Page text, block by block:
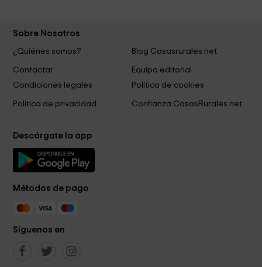
Sobre Nosotros
¿Quiénes somos?
Blog Casasrurales.net
Contactar
Equipo editorial
Condiciones legales
Política de cookies
Política de privacidad Confianza CasasRurales.net
Descárgate la app
Métodos de pago
Síguenos en